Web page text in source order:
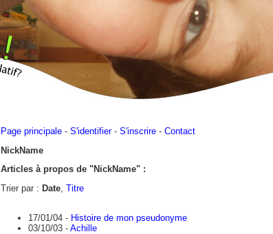
Page principale - S'identifier - S'inscrire - Contact
NickName
Articles à propos de "NickName" :
Trier par : Date, Titre
17/01/04 - Histoire de mon pseudonyme
03/10/03 - Achille